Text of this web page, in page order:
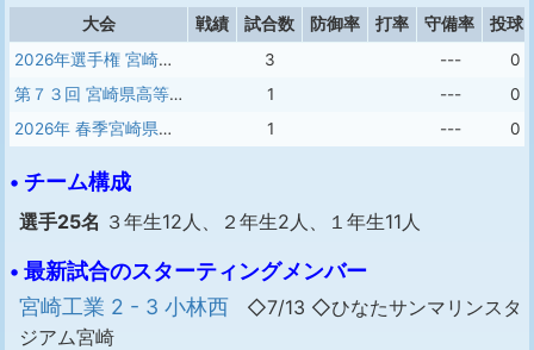
大会 戦績 試合数 防御率 打率 守備率
投球
2026年選手権 宮崎大会
3 ---
0
第７３回 宮崎県高等学校野球大会
1 ---
0
2026年 春季宮崎県大会
1 --- 0
• チーム構成
選手25名 ３年生12人、２年生2人、１年生11人
• 最新試合のスターティングメンバー
宮崎工業 2 - 3 小林西
◇7/13 ◇ひなたサンマリンスタ
ジアム宮崎